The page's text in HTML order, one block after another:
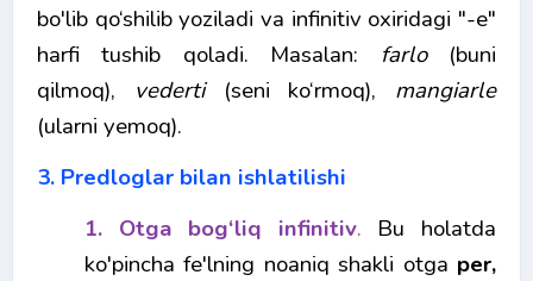
bo'lib qo‘shilib yoziladi va infinitiv oxiridagi "-e"
harfi tushib qoladi. Masalan: farlo(buni
qilmoq), vederti(seni ko‘rmoq), mangiarle
(ularni yemoq).
3. Predloglar bilan ishlatilishi
1. Otga bog‘liq infinitiv. Bu holatda
ko'pincha fe'lning noaniq shakli otga per,